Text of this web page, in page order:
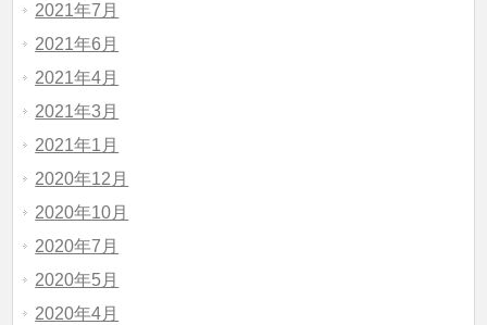
2021年7月
2021年6月
2021年4月
2021年3月
2021年1月
2020年12月
2020年10月
2020年7月
2020年5月
2020年4月